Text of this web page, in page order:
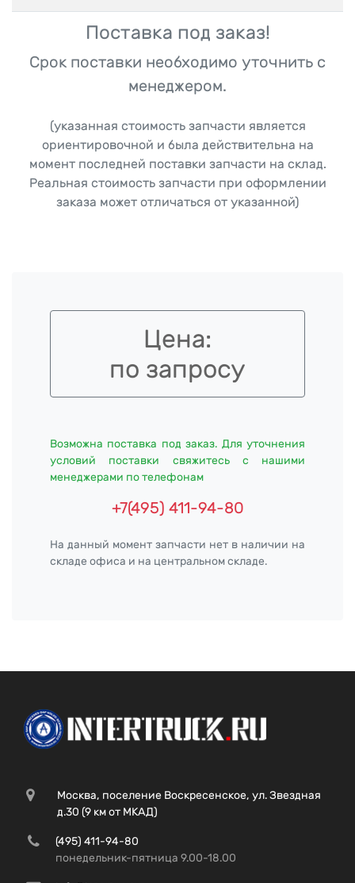
Поставка под заказ!
Срок поставки необходимо уточнить с
менеджером.
(указанная стоимость запчасти является
ориентировочной и была действительна на
момент последней поставки запчасти на склад.
Реальная стоимость запчасти при оформлении
заказа может отличаться от указанной)
Цена:
по запросу
Возможна поставка под заказ. Для уточнения
условий поставки свяжитесь с нашими
менеджерами по телефонам
+7(495) 411-94-80
На данный момент запчасти нет в наличии на
складе офиса и на центральном складе.
Москва, поселение Воскресенское, ул. Звездная
д.30 (9 км от МКАД)
(495) 411-94-80
понедельник-пятница 9.00-18.00